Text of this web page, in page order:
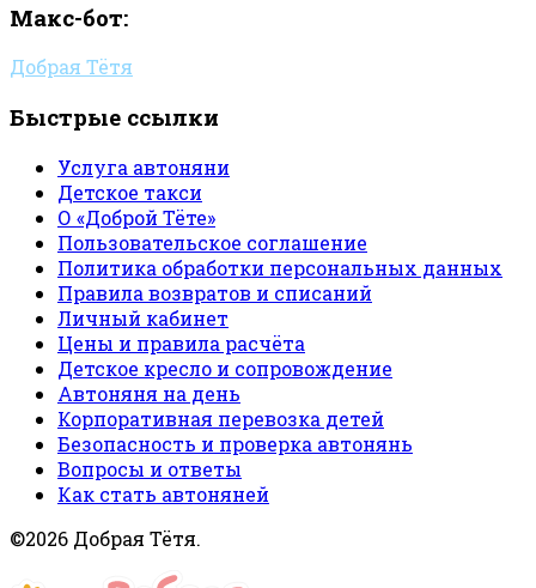
Макс-бот:
Добрая Тётя
Быстрые ссылки
Услуга автоняни
Детское такси
О «Доброй Тёте»
Пользовательское соглашение
Политика обработки персональных данных
Правила возвратов и списаний
Личный кабинет
Цены и правила расчёта
Детское кресло и сопровождение
Автоняня на день
Корпоративная перевозка детей
Безопасность и проверка автонянь
Вопросы и ответы
Как стать автоняней
©2026 Добрая Тётя.